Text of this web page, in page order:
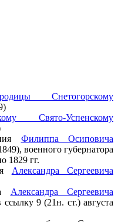
Снетогорскому
Свято-Успенскому
Филиппа Осиповича
военного губернатора
1829 гг.
Александра Сергеевича
Александра Сергеевича
9 (21н. ст.) августа